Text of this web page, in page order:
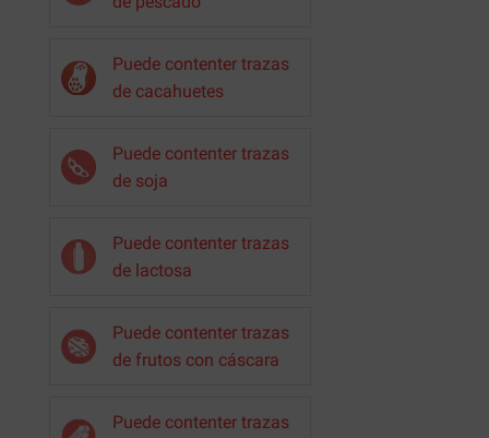
Puede contenter trazas
de cacahuetes
Puede contenter trazas
de soja
Puede contenter trazas
de lactosa
Puede contenter trazas
de frutos con cáscara
Puede contenter trazas